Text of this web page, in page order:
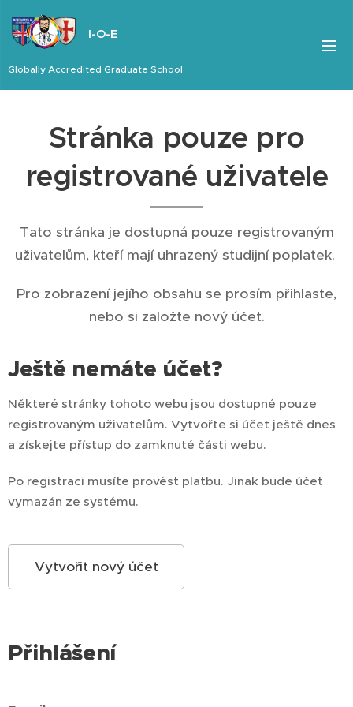
I-O-E
Globally Accredited Graduate School
Stránka pouze pro
registrované uživatele
Tato stránka je dostupná pouze registrovaným
uživatelům, kteří mají uhrazený studijní poplatek.
Pro zobrazení jejího obsahu se prosím přihlaste,
nebo si založte nový účet.
Ještě nemáte účet?
Některé stránky tohoto webu jsou dostupné pouze
registrovaným uživatelům. Vytvořte si účet ještě dnes
a získejte přístup do zamknuté části webu.
Po registraci musíte provést platbu. Jinak bude účet
vymazán ze systému.
Vytvořit nový účet
Přihlášení